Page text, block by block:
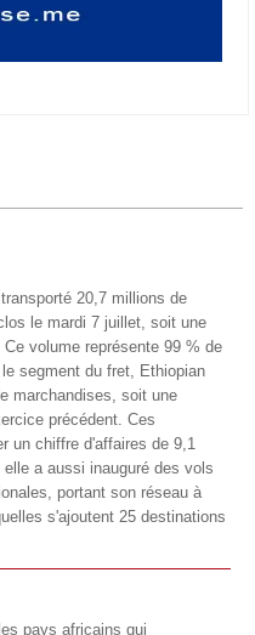
20,7 millions de
le mardi 7 juillet, soit une
volume représente 99 % de
segment du fret, Ethiopian
marchandises, soit une
précédent. Ces
un chiffre d'affaires de 9,1
a aussi inauguré des vols
portant son réseau à
s'ajoutent 25 destinations
pays africains qui